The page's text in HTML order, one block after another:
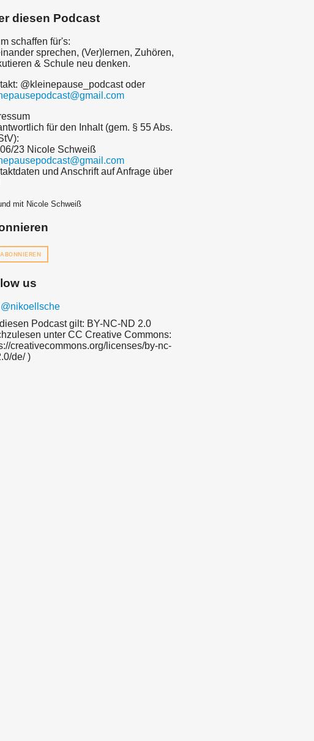
diesen Podcast
schaffen für's:
sprechen, (Ver)lernen, Zuhören,
& Schule neu denken.
@kleinepause_podcast oder
für den Inhalt (gem. § 55 Abs.
23 Nicole Schweiß
und Anschrift auf Anfrage über
mit Nicole Schweiß
us
@nikoellsche
Podcast gilt: BY-NC-ND 2.0
unter CC Creative Commons:
creativecommons.org/licenses/by-nc-
de/ )